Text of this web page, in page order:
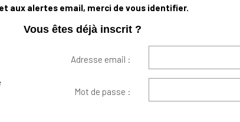
aux alertes email, merci de vous identifier.
Vous êtes déjà inscrit ?
Adresse email :
Mot de passe :